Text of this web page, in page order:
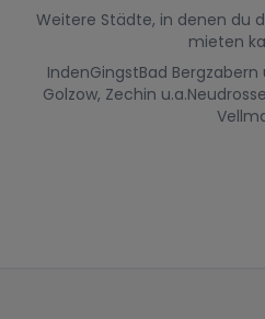
Weitere Städte, in denen du
mieten
IndenGingstBad Bergzabern
Golzow, Zechin u.a.